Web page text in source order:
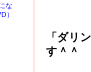
「ダリ
す＾＾
な
）